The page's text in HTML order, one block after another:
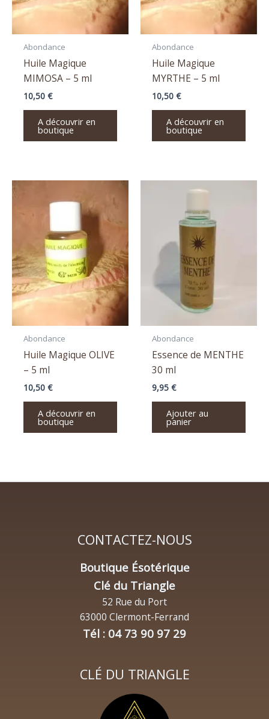
Abondance
Huile Magique
MIMOSA – 5 ml
10,50 €
A découvrir en
boutique
Abondance
Huile Magique
MYRTHE – 5 ml
10,50 €
A découvrir en
boutique
Abondance
Huile Magique OLIVE
– 5 ml
10,50 €
A découvrir en
boutique
Abondance
Essence de MENTHE
30 ml
9,95 €
Ajouter au
panier
CONTACTEZ-NOUS
Boutique Ésotérique
Clé du Triangle
52 Rue du Port
63000 Clermont-Ferrand
Tél : 04 73 90 97 29
CLÉ DU TRIANGLE